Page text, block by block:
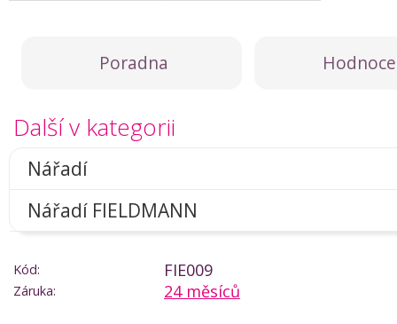
Poradna
Další v kategorii
Nářadí
Nářadí FIELDMANN
Kód: FIE009
Záruka: 24 měsíců